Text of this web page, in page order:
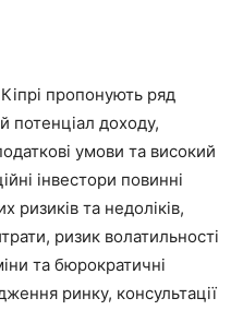
Кіпрі пропонують ряд
потенціал доходу,
умови та високий
інвестори повинні
ризиків та недоліків,
ризик волатильності
та бюрократичні
ринку, консультації